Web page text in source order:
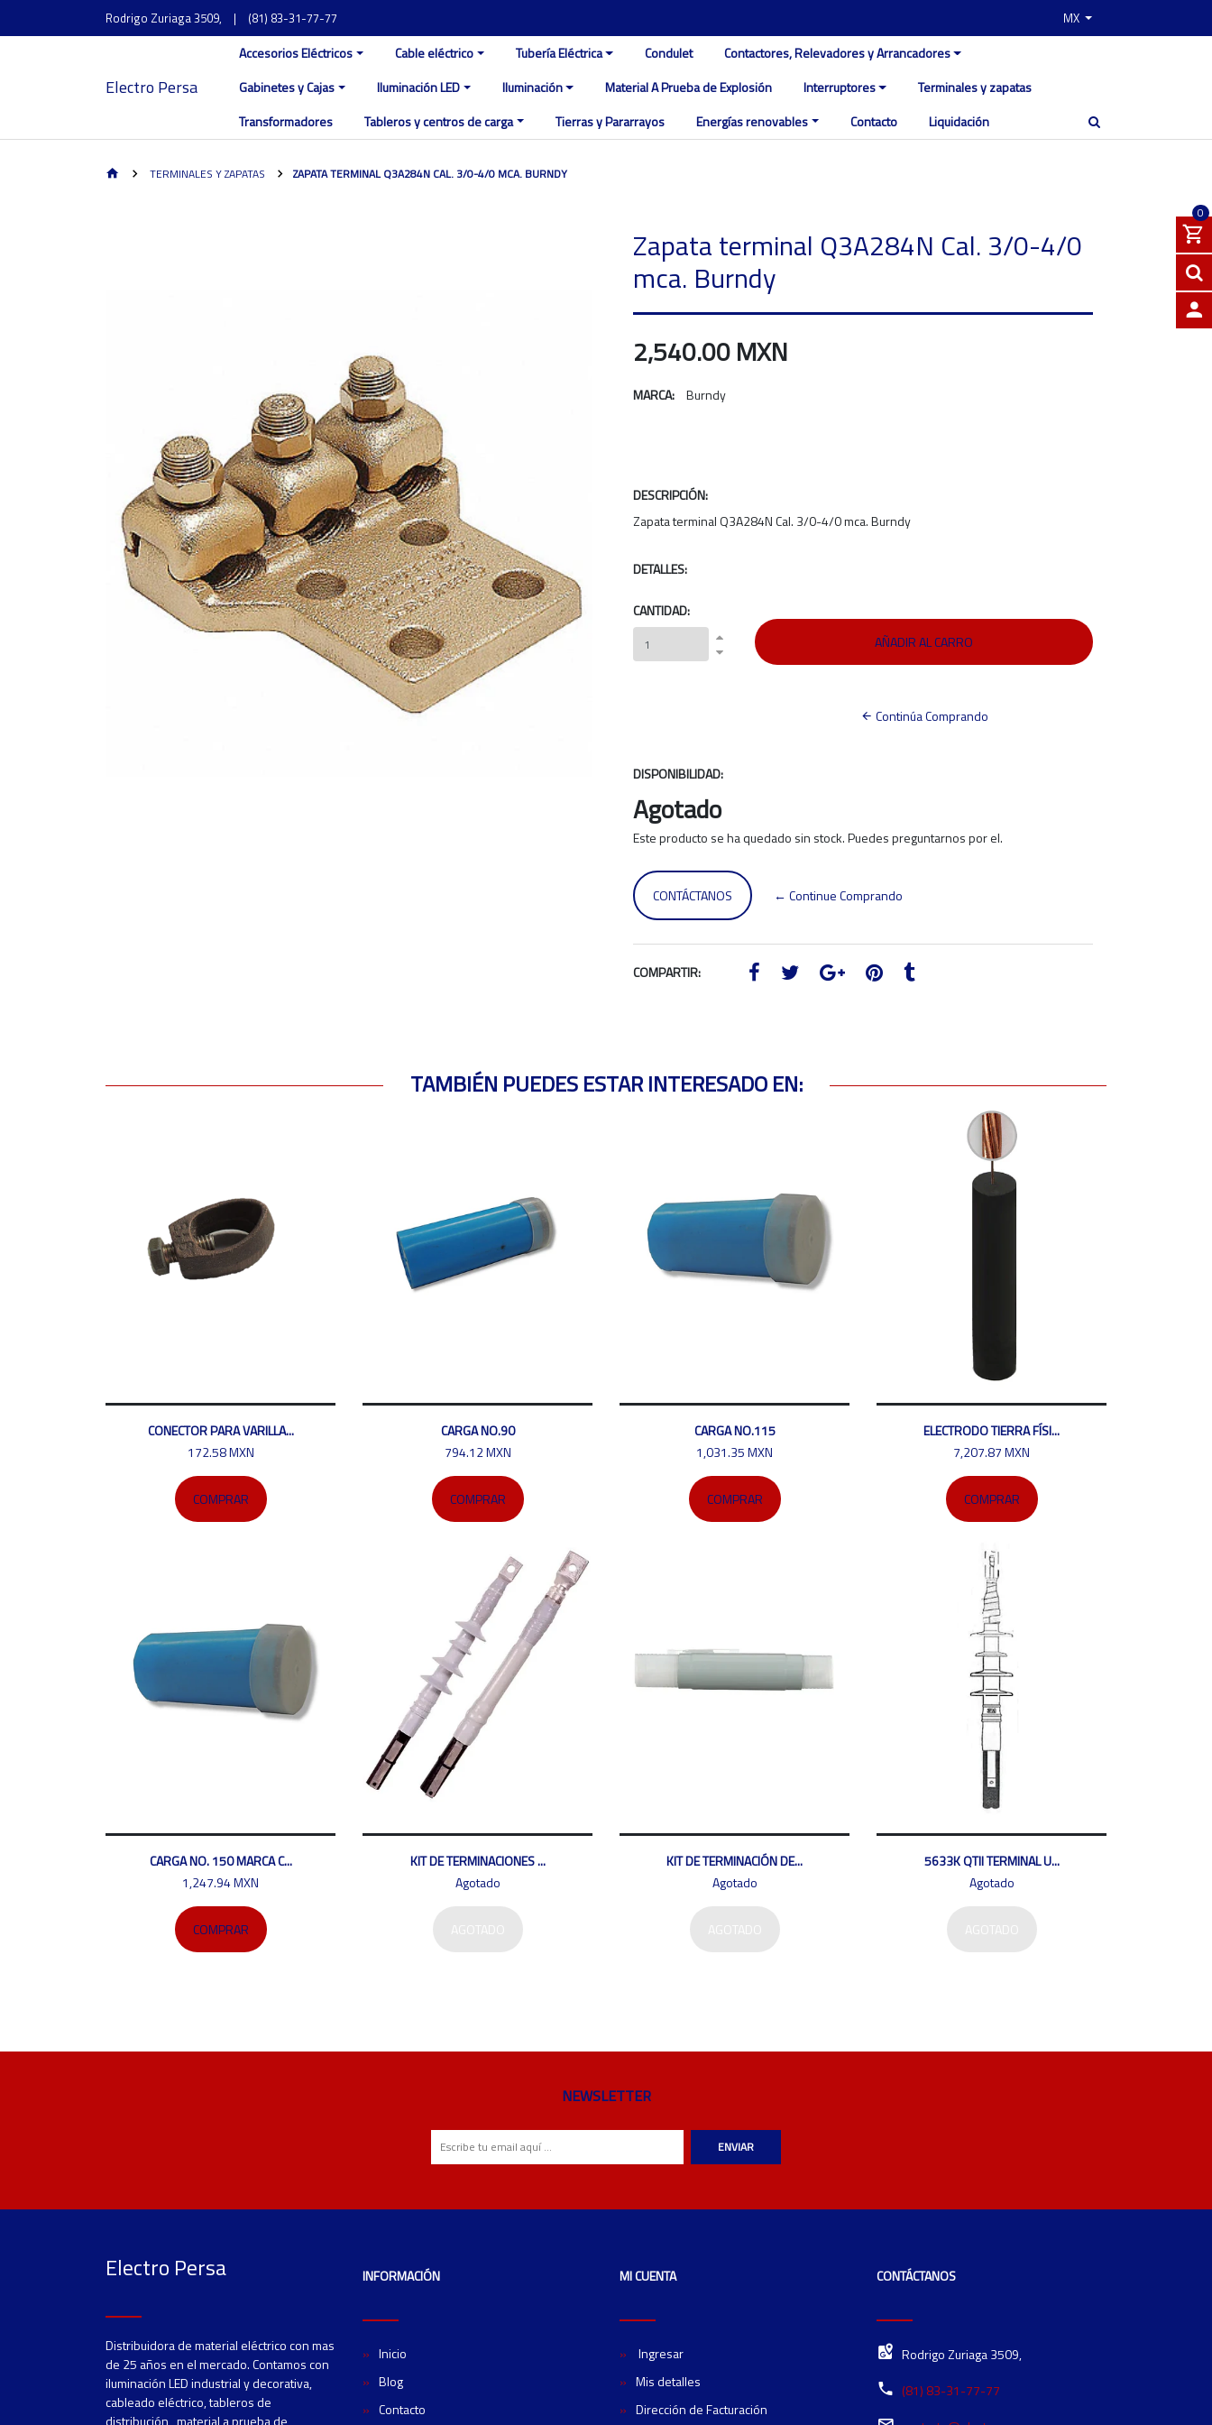
Rodrigo Zuriaga 3509, | (81) 83-31-77-77 MX
Electro Persa
Accesorios Eléctricos Cable eléctrico Tubería Eléctrica Condulet
Contactores, Relevadores y Arrancadores
Gabinetes y Cajas
Iluminación LED Iluminación Material A Prueba de Explosión Interruptores
Terminales y zapatas
Transformadores
Tableros y centros de carga Tierras y Pararrayos Energías renovables Contacto Liquidación
0
TERMINALES Y ZAPATAS ZAPATA TERMINAL Q3A284N CAL. 3/0-4/0 MCA. BURNDY
Zapata terminal Q3A284N Cal. 3/0-4/0
mca. Burndy
2,540.00 MXN
MARCA: Burndy
DESCRIPCIÓN:
Zapata terminal Q3A284N Cal. 3/0-4/0 mca. Burndy
DETALLES:
CANTIDAD:
Continúa Comprando
DISPONIBILIDAD:
Agotado
Este producto se ha quedado sin stock. Puedes preguntarnos por el.
CONTÁCTANOS ← Continue Comprando
COMPARTIR:
TAMBIÉN PUEDES ESTAR INTERESADO EN:
CONECTOR PARA VARILLA...
172.58 MXN
COMPRAR
CARGA NO.90
794.12 MXN
COMPRAR
CARGA NO.115
1,031.35 MXN
COMPRAR
ELECTRODO TIERRA FÍSI...
7,207.87 MXN
COMPRAR
CARGA NO. 150 MARCA C...
1,247.94 MXN
COMPRAR
KIT DE TERMINACIONES ...
Agotado
KIT DE TERMINACIÓN DE...
Agotado
5633K QTII TERMINAL U...
Agotado
NEWSLETTER
ENVIAR
Electro Persa
Distribuidora de material eléctrico con mas
de 25 años en el mercado. Contamos con
iluminación LED industrial y decorativa,
cableado eléctrico, tableros de
distribución, material a prueba de
INFORMACIÓN
Inicio
Blog
Contacto
MI CUENTA
Ingresar
Mis detalles
Dirección de Facturación
CONTÁCTANOS
Rodrigo Zuriaga 3509,
(81) 83-31-77-77